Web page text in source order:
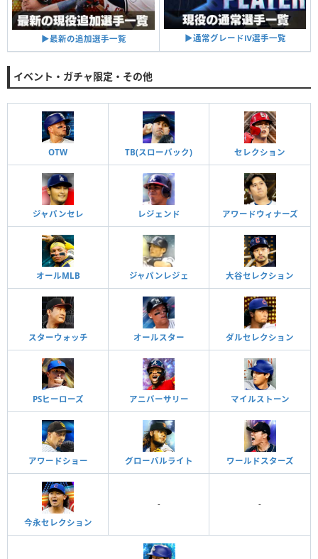
▶︎最新の追加選手一覧 ▶︎通常グレードⅣ選手一覧
イベント・ガチャ限定・その他
OTW TB(スローバック) セレクション
ジャパンセレ レジェンド アワードウィナーズ
オールMLB ジャパンレジェ 大谷セレクション
スターウォッチ オールスター ダルセレクション
PSヒーローズ アニバーサリー マイルストーン
アワードショー グローバルライト ワールドスターズ
今永セレクション
- -